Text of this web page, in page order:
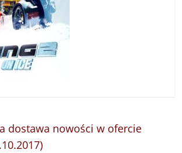
dostawa nowości w ofercie